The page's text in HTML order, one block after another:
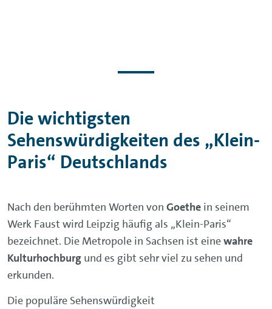
Die wichtigsten
Sehenswürdigkeiten des „Klein-
Paris“ Deutschlands
Nach den berühmten Worten von Goethe in seinem
Werk Faust wird Leipzig häufig als „Klein-Paris“
bezeichnet. Die Metropole in Sachsen ist einewahre
Kulturhochburg und es gibt sehr viel zu sehen und
erkunden.
Die populäre Sehenswürdigkeit